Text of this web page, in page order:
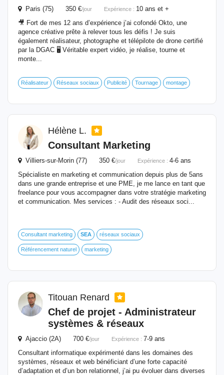
Paris (75) 350 €/jour Expérience : 10 ans et +
🎥 Fort de mes 12 ans d’expérience j’ai cofondé Okto, une
agence créative prête à relever tous les défis ! Je suis
également réalisateur, photographe et télépilote de drone certifié
par la DGAC 🖥️ Véritable expert vidéo, je réalise, tourne et
monte...
Réalisateur Réseaux sociaux Publicité Tournage montage
Hélène L.
Consultant Marketing
Villiers-sur-Morin (77) 350 €/jour Expérience : 4-6 ans
Spécialiste en marketing et communication depuis plus de 5ans
dans une grande entreprise et une PME, je me lance en tant que
freelance pour vous accompagner dans votre stratégie marketing
et communication. Mes services : - Audit des réseaux soci...
Consultant marketing SEA réseaux sociaux
Référencement naturel marketing
Titouan Renard
Chef de projet - Administrateur
systèmes & réseaux
Ajaccio (2A) 700 €/jour Expérience : 7-9 ans
Consultant informatique expérimenté dans les domaines des
systèmes, réseaux et web bénéficiant d’une forte capacité
d’adaptation et d’un bon relationnel, j’ai pu évoluer dans diverses